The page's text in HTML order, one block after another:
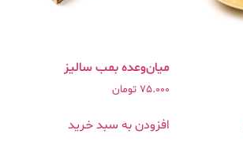
میان‌وعده بمب سالیز
75.000 تومان
افزودن به سبد خرید